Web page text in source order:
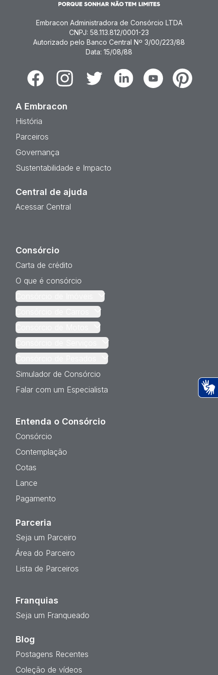
Embracon Administradora de Consórcio LTDA
CNPJ: 58.113.812/0001-23
Autorizado pelo Banco Central Nº 3/00/223/88
Data: 15/08/88
FacebookInstagramTwitter LinkedinYoutubePinterest
A Embracon
História
Parceiros
Governança
Sustentabilidade e Impacto
Central de ajuda
Acessar Central
Consórcio
Carta de crédito
O que é consórcio
Consórcio de Imóveis
Consórcio de Carros
Consórcio de Motos
Consórcio de Serviços
Consórcio de Pesados
Simulador de Consórcio
Falar com um Especialista
Entenda o Consórcio
Consórcio
Contemplação
Cotas
Lance
Pagamento
Parceria
Seja um Parceiro
Área do Parceiro
Lista de Parceiros
Franquias
Seja um Franqueado
Blog
Postagens Recentes
Coleção de vídeos